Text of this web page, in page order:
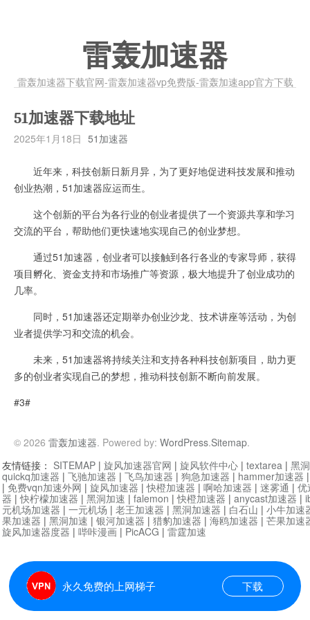
雷轰加速器
雷轰加速器下载官网-雷轰加速器vp免费版-雷轰加速app官方下载
51加速器下载地址
2025年1月18日 51加速器
近年来，科技创新日新月异，为了更好地促进科技发展和推动
创业热潮，51加速器应运而生。
这个创新的平台为各行业的创业者提供了一个资源共享和学习
交流的平台，帮助他们更快速地实现自己的创业梦想。
通过51加速器，创业者可以接触到各行各业的专家导师，获得
项目孵化、资金支持和市场推广等资源，极大地提升了创业成功的
几率。
同时，51加速器还定期举办创业沙龙、技术讲座等活动，为创
业者提供学习和交流的机会。
未来，51加速器将持续关注和支持各种科技创新项目，助力更
多的创业者实现自己的梦想，推动科技创新不断向前发展。
#3#
© 2026 雷轰加速器. Powered by: WordPress.Sitemap.
永久免费的上网梯子 下载
友情链接： SITEMAP | 旋风加速器官网 | 旋风软件中心 | textarea | 黑
quickq加速器 | 飞驰加速器 | 飞鸟加速器 | 狗急加速器 | hammer加速器
| 免费vqn加速外网 | 旋风加速器 |快橙加速器 | 啊哈加速器 | 迷雾通 | 优
器 |快柠檬加速器 | 黑洞加速 | falemon |快橙加速器 | anycast加速器 |
元机场加速器 | 一元机场 | 老王加速器 | 黑洞加速器 | 白石山 | 小牛加速
果加速器 | 黑洞加速 | 银河加速器 | 猎豹加速器 | 海鸥加速器 | 芒果加速
旋风加速器度器 | 哔咔漫画 | PicACG | 雷霆加速